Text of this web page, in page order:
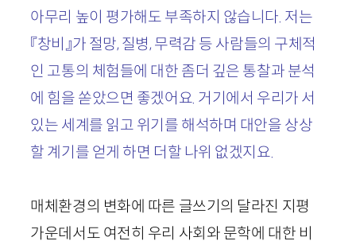
아무리 높이 평가해도 부족하지 않습니다. 저는
『창비』가 절망, 질병, 무력감 등 사람들의 구체적
인 고통의 체험들에 대한 좀더 깊은 통찰과 분석
에 힘을 쏟았으면 좋겠어요. 거기에서 우리가 서
있는 세계를 읽고 위기를 해석하며 대안을 상상
할 계기를 얻게 하면 더할 나위 없겠지요.
매체환경의 변화에 따른 글쓰기의 달라진 지평
가운데서도 여전히 우리 사회와 문학에 대한 비